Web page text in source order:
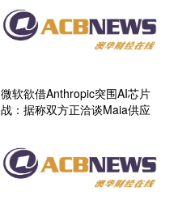
微软欲借Anthropic突围AI芯片
战：据称双方正洽谈Maia供应